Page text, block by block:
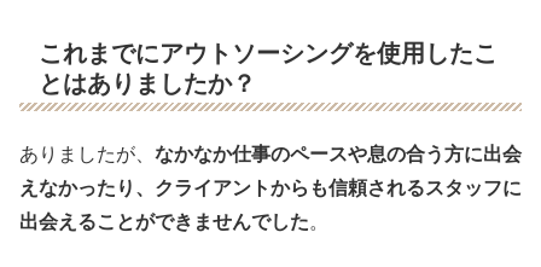
これまでにアウトソーシングを使用したこ
とはありましたか？
ありましたが、 なかなか仕事のペースや息の合う方に出会
えなかったり、クライアントからも信頼されるスタッフに
出会えることができませんでした。